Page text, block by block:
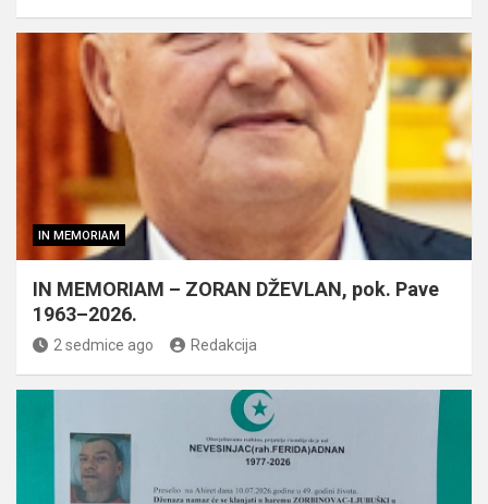
IN MEMORIAM
IN MEMORIAM – ZORAN DŽEVLAN, pok. Pave
1963–2026.
2 sedmice ago Redakcija